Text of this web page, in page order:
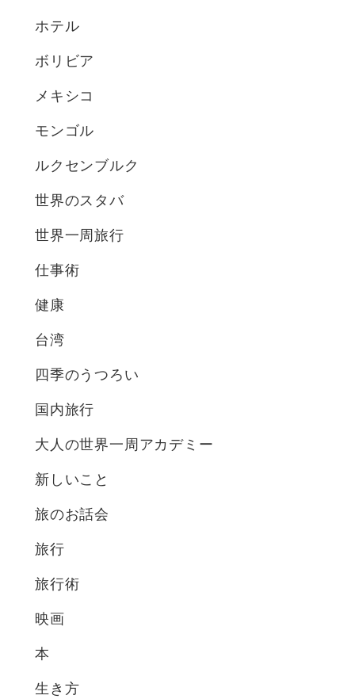
ホテル
ボリビア
メキシコ
モンゴル
ルクセンブルク
世界のスタバ
世界一周旅行
仕事術
健康
台湾
四季のうつろい
国内旅行
大人の世界一周アカデミー
新しいこと
旅のお話会
旅行
旅行術
映画
本
生き方